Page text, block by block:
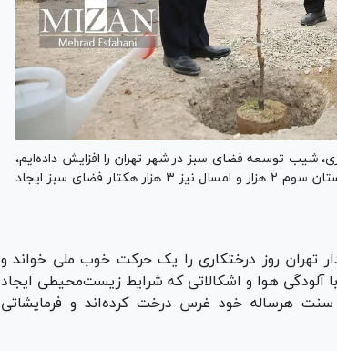
شیب توسعه فضای سبز در شهر تهران را افزایش داده‌ایم،
گفت: در سال اول هزار و ۲۵۰، زمستان بعد هزار و ۵۰۰، زمستان سوم ۲ هزار و امسال نیز ۳ هزار هکتار فضای سبز ایجاد
تهران روز درختکاری را یک حرکت خوب ملی خواند و
آلودگی هوا و اشکالاتی که شرایط زیست‌محیطی ایجاد
هرساله خود غرس درخت کرده‌اند و فرمایشاتی